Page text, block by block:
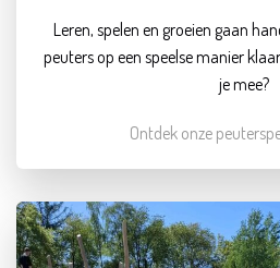
Leren, spelen en groeien gaan
peuters op een speelse manier
je mee?
Ontdek onze